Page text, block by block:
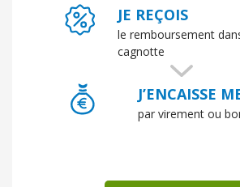
JE REÇOIS
le remboursement
cagnotte
J’ENCAISSE
par virement ou